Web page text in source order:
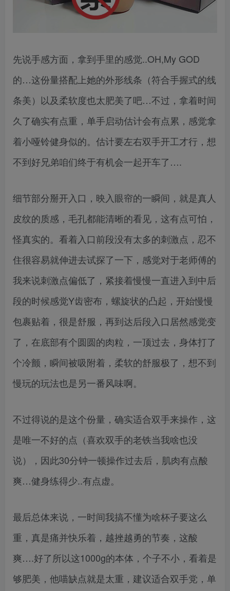
先说手感方面，拿到手里的感觉..OH,My GOD
的…这份量搭配上她的外形线条（符合手握式的线
条美）以及柔软度也太肥美了吧…不过，拿着时间
久了确实有点重，单手启动估计会有点累，感觉拿
着小哑铃健身似的。估计要左右双手开工才行，想
不到好兄弟咱们终于有机会一起开车了….
细节部分掰开入口，映入眼帘的一瞬间，就是真人
皮纹的质感，毛孔都能清晰的看见，这有点可怕，
怪真实的。看着入口前段没有太多的刺激点，忍不
住很容易就伸进去试探了一下，感觉对于老师傅的
我来说刺激点偏低了，紧接着慢慢一直进入到中后
段的时候感觉Y齿密布，螺旋状的凸起，开始慢慢
包裹贴着，很是舒服，再到达后段入口居然感觉变
了，在底部有个圆圆的肉粒，一顶过去，身体打了
个冷颤，瞬间被吸附着，柔软的舒服极了，想不到
慢玩的玩法也是另一番风味啊。
不过得说的是这个份量，确实适合双手来操作，这
是唯一不好的点（喜欢双手的老铁当我啥也没
说），因此30分钟一顿操作过去后，肌肉有点酸
爽…健身练得少..有点虚。
最后总体来说，一时间我搞不懂为啥杯子要这么
重，真是痛并快乐着，越挫越勇的节奏，这酸
爽….好了所以这1000g的本体，个子不小，看着是
够肥美，他喵缺点就是太重，建议适合双手党，单